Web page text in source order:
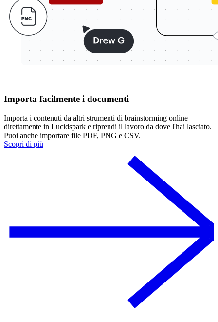
Importa facilmente i documenti
Importa i contenuti da altri strumenti di brainstorming online
direttamente in Lucidspark e riprendi il lavoro da dove l'hai lasciato.
Puoi anche importare file PDF, PNG e CSV.
Scopri di più